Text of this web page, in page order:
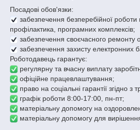
Посадові обов'язки:
забезпечення безперебійної
профілактика, програмних комплексів;
забезпечення своєчасного ремонту
забезпечення захисту електронних
Роботодавець гарантує:
регулярну та вчасну виплату
офіційне працевлаштування;
право на соціальні гарантії згідно
графік роботи 8:00-17:00, пн-пт;
матеріальну допомогу на
матеріальну допомогу для